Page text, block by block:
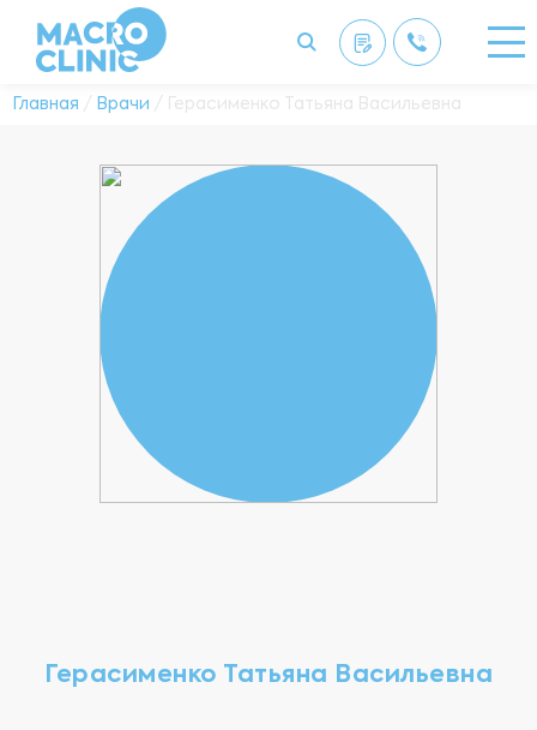
Главная / Врачи / Герасименко Татьяна Васильевна
Герасименко Татьяна Васильевна